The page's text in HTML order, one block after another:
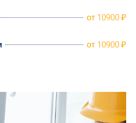
от 10900 ₽
от 10900 ₽